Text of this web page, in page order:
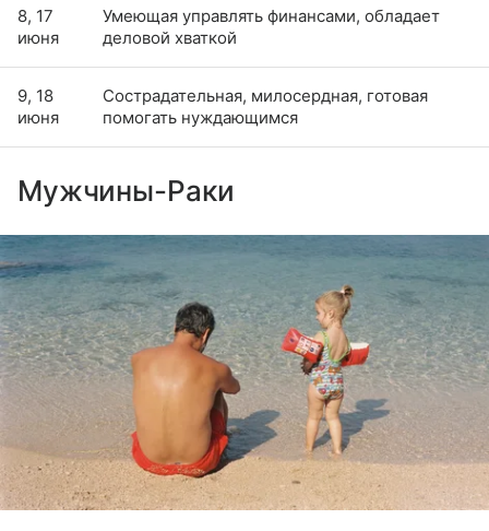
8, 17
июня
Умеющая управлять финансами, обладает
деловой хваткой
9, 18
июня
Сострадательная, милосердная, готовая
помогать нуждающимся
Мужчины-Раки